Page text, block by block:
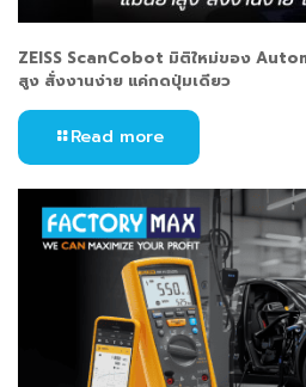
ZEISS ScanCobot มิติใหม่ของ
สูง สั่งงานง่าย แค่กดปุ่มเดียว
Read more